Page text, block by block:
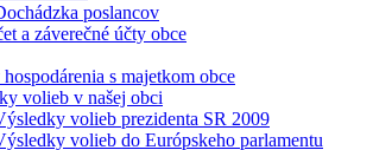
poslancov
a záverečné účty obce
hospodárenia s majetkom obce
volieb v našej obci
volieb prezidenta SR 2009
volieb do Európskeho parlamentu